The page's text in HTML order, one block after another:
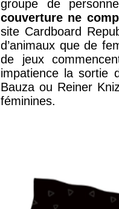
groupe de
couverture ne
site Cardboard
d’animaux que de
de jeux
impatience la sortie
Bauza ou Reiner
féminines.